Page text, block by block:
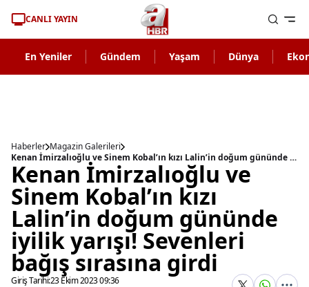
CANLI YAYIN
En Yeniler Gündem Yaşam Dünya
Haberler Magazin Galerileri
Kenan İmirzalıoğlu ve Sinem Kobal’ın kızı Lalin’in doğum gününde iyilik yarışı! Sevenleri bağış sırasına girdi
Kenan İmirzalıoğlu ve
Sinem Kobal’ın kızı
Lalin’in doğum gününde
iyilik yarışı! Sevenleri
bağış sırasına girdi
Giriş Tarihi:23 Ekim 2023 09:36